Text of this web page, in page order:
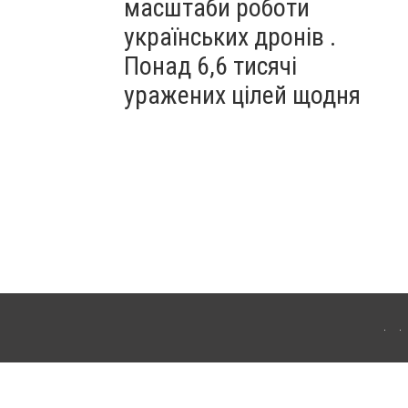
масштаби роботи
українських дронів .
Понад 6,6 тисячі
уражених цілей щодня